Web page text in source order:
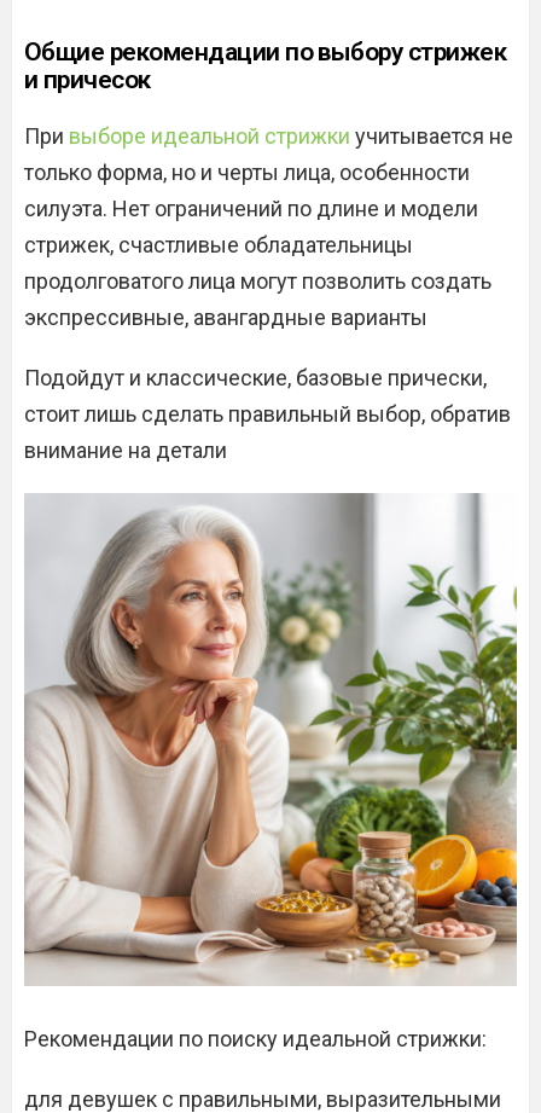
Общие рекомендации по выбору стрижек
и причесок
При выборе идеальной стрижки учитывается не
только форма, но и черты лица, особенности
силуэта. Нет ограничений по длине и модели
стрижек, счастливые обладательницы
продолговатого лица могут позволить создать
экспрессивные, авангардные варианты
Подойдут и классические, базовые прически,
стоит лишь сделать правильный выбор, обратив
внимание на детали
Рекомендации по поиску идеальной стрижки:
для девушек с правильными, выразительными